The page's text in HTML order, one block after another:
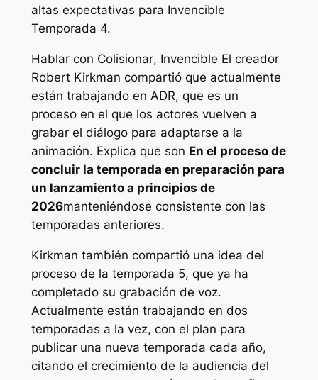
altas expectativas para Invencible
Temporada 4.
Hablar con Colisionar, Invencible El creador
Robert Kirkman compartió que actualmente
están trabajando en ADR, que es un
proceso en el que los actores vuelven a
grabar el diálogo para adaptarse a la
animación. Explica que son En el proceso de
concluir la temporada en preparación para
un lanzamiento a principios de
2026manteniéndose consistente con las
temporadas anteriores.
Kirkman también compartió una idea del
proceso de la temporada 5, que ya ha
completado su grabación de voz.
Actualmente están trabajando en dos
temporadas a la vez, con el plan para
publicar una nueva temporada cada año,
citando el crecimiento de la audiencia del